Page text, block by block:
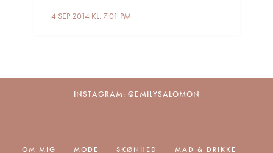
4 SEP 2014 KL. 7:01 PM
INSTAGRAM: @EMILYSALOMON
OM MIG MODE SKØNHED MAD & DRIKKE